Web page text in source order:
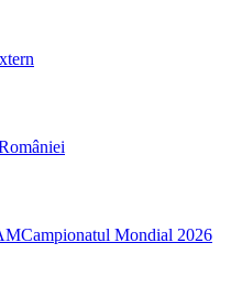
Campionatul Mondial 2026